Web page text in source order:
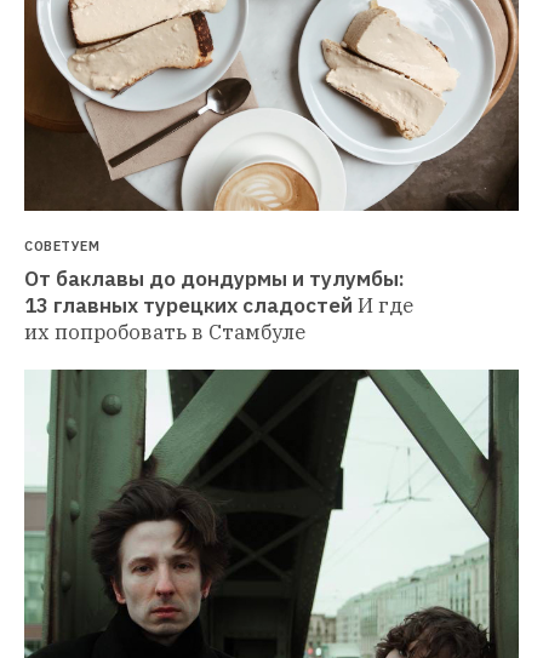
СОВЕТУЕМ
От баклавы до дондурмы и тулумбы:
13 главных турецких сладостей И где
их попробовать в Стамбуле